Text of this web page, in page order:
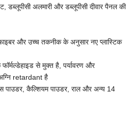
डब्लूपीसी अलमारी और डब्लूपीसी दीवार पैनल की
और उच्च तकनीक के अनुसार नए प्लास्टिक
से मुक्त है, पर्यावरण और
retardant है
पाउडर, कैल्शियम पाउडर, राल और अन्य 14